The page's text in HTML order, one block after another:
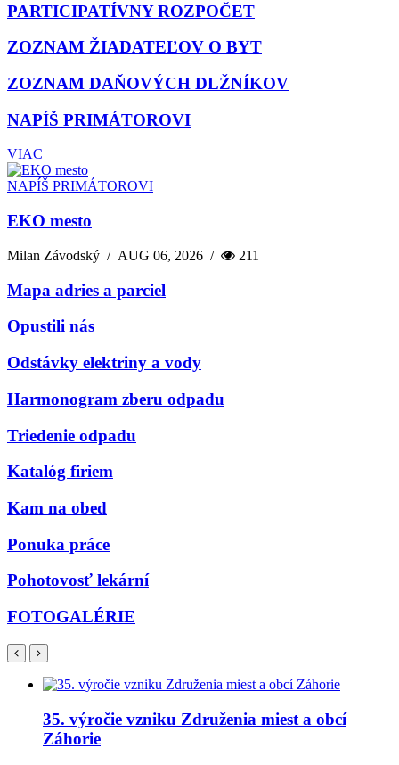
PARTICIPATÍVNY ROZPOČET
ZOZNAM ŽIADATEĽOV O BYT
ZOZNAM DAŇOVÝCH DLŽNÍKOV
NAPÍŠ PRIMÁTOROVI
VIAC
NAPÍŠ PRIMÁTOROVI
EKO mesto
Milan Závodský /AUG 06, 2026 / 211
Mapa adries a parciel
Opustili nás
Odstávky elektriny a vody
Harmonogram zberu odpadu
Triedenie odpadu
Katalóg firiem
Kam na obed
Ponuka práce
Pohotovosť lekární
FOTOGALÉRIE
35. výročie vzniku Združenia miest a obcí
Záhorie